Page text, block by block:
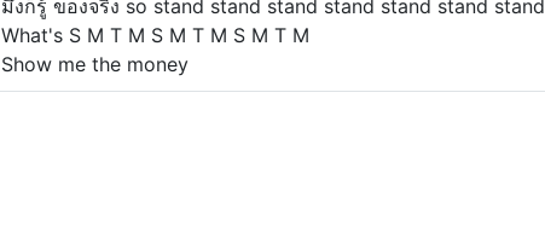
มึงก็รู้ ของจริง so stand stand stand stand stand stand stand
What's S M T M S M T M S M T M
Show me the money